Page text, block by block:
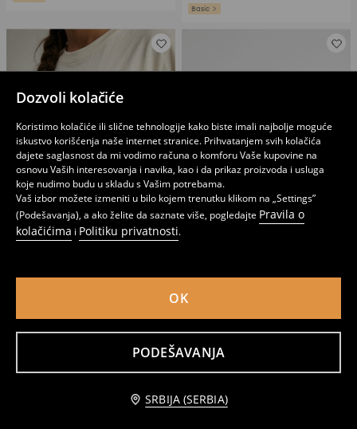
Dozvoli kolačiće
Koristimo kolačiće ili slične tehnologije kako biste imali najbolje moguće
iskustvo korišćenja naše internet stranice. Prihvatanjem svih kolačića
dajete saglasnost da mi vodimo računa o komforu Vaše kupovine na
osnovu Vaših interesovanja i navika, kao i da prikaz proizvoda i usluga
koje nudimo budu u skladu s Vašim potrebama.
Vaš izbor možete izmeniti u bilo kojem trenutku klikom na „Settings”
(Podešavanja), a ako želite da saznate više, pogledajte Pravila o
kolačićima i Politiku privatnosti.
PODEŠAVANJA
OK
SRBIJA (SERBIA)
Basic
1 199 1 199